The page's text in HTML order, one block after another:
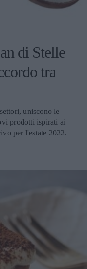
di Stelle
tra
uniscono le
prodotti ispirati ai
per l'estate 2022.